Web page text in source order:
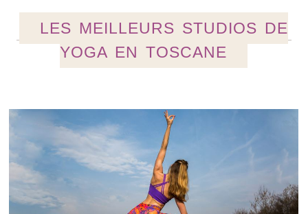
LES MEILLEURS STUDIOS DE
YOGA EN TOSCANE